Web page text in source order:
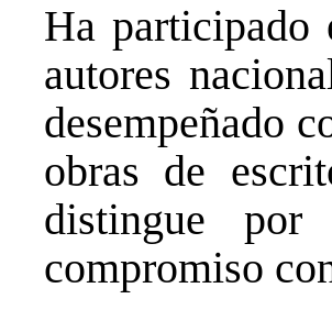
Ha participado
autores
desempeñado
obras de
distingue
compromiso